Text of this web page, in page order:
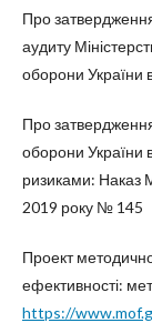
Про
аудиту
оборони України
Про затвердження
оборони України
ризиками: Наказ
2019 року № 145
Проект
ефективності:
https://